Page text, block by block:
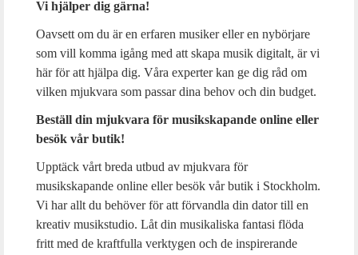
Vi hjälper dig gärna!
Oavsett om du är en erfaren musiker eller en nybörjare
som vill komma igång med att skapa musik digitalt, är vi
här för att hjälpa dig. Våra experter kan ge dig råd om
vilken mjukvara som passar dina behov och din budget.
Beställ din mjukvara för musikskapande online eller
besök vår butik!
Upptäck vårt breda utbud av mjukvara för
musikskapande online eller besök vår butik i Stockholm.
Vi har allt du behöver för att förvandla din dator till en
kreativ musikstudio. Låt din musikaliska fantasi flöda
fritt med de kraftfulla verktygen och de inspirerande